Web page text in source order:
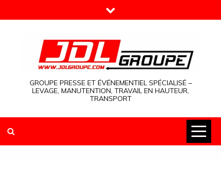
to
GROUPE PRESSE ET ÉVÉNEMENTIEL SPÉCIALISÉ –
LEVAGE, MANUTENTION, TRAVAIL EN HAUTEUR,
TRANSPORT